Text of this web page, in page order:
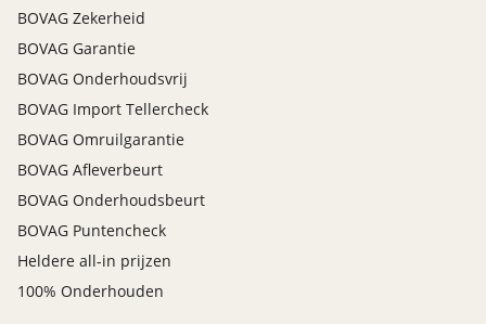
BOVAG Zekerheid
BOVAG Garantie
BOVAG Onderhoudsvrij
BOVAG Import Tellercheck
BOVAG Omruilgarantie
BOVAG Afleverbeurt
BOVAG Onderhoudsbeurt
BOVAG Puntencheck
Heldere all-in prijzen
100% Onderhouden